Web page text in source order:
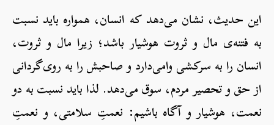
این حدیث، نشان می‌دهد که انسان، همواره باید نسبت
به فتنه‌ی مال و ثروت هوشیار باشد؛ زیرا مال و ثروت،
انسان را به سرکشی وامی‌دارد و صاحبش را به روی‌گردانی
از حق و تحصیر مردم، سوق می‌دهد. لذا باید نسبت به دو
نعمت، هوشیار و آگاه باشیم: نعمتِ سلامتی، و نعمتِ